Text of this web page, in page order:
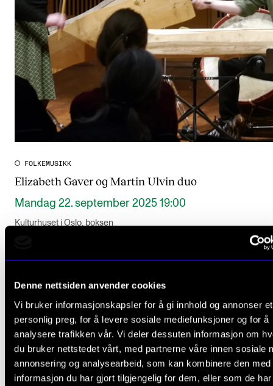
Denne nettsiden anvender cookies
Vi bruker informasjonskapsler for å gi innhold og annonser et
personlig preg, for å levere sosiale mediefunksjoner og for å
analysere trafikken vår. Vi deler dessuten informasjon om
du bruker nettstedet vårt, med partnerne våre innen sosiale
annonsering og analysearbeid, som kan kombinere den med
informasjon du har gjort tilgjengelig for dem, eller som de
FOLKEMUSIKK
Elizabeth Gaver og Martin Ulvin duo
Mandag 22. september 2025 19:00
Kulturhuset i Oslo, boksen